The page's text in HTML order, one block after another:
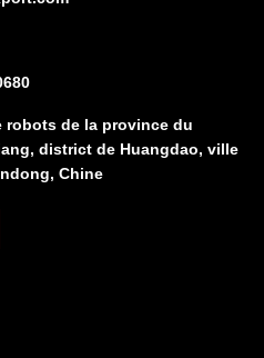
robots de la province du
district de Huangdao, ville
Chine